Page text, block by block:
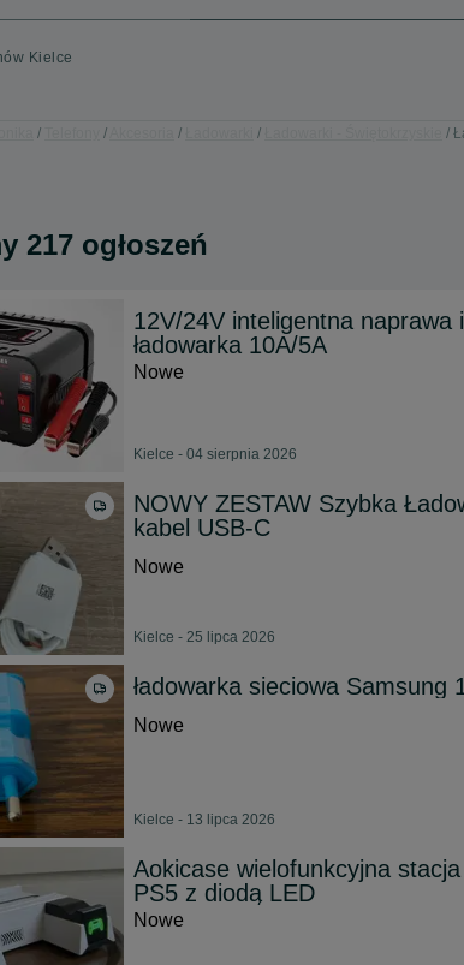
Kielce
217 ogłoszeń
12V/24V inteligentna naprawa
ładowarka 10A/5A
Nowe
Kielce - 04 sierpnia 2026
NOWY ZESTAW Szybka
kabel USB-C
Nowe
Kielce - 25 lipca 2026
ładowarka sieciowa Samsung
Nowe
Kielce - 13 lipca 2026
Aokicase wielofunkcyjna stacja
PS5 z diodą LED
Nowe